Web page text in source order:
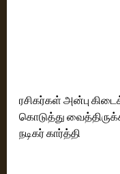
ரசிகர்கள் அன்பு
கொடுத்து
நடிகர் கார்த்தி